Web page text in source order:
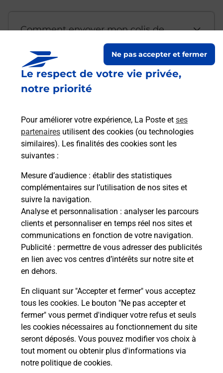
Le respect de votre vie privée,
notre priorité
Pour améliorer votre expérience, La Poste et ses
partenaires utilisent des cookies (ou technologies
similaires). Les finalités des cookies sont les
suivantes :
Mesure d’audience : établir des statistiques
complémentaires sur l’utilisation de nos sites et
suivre la navigation.
Analyse et personnalisation : analyser les parcours
clients et personnaliser en temps réel nos sites et
communications en fonction de votre navigation.
Publicité : permettre de vous adresser des publicités
en lien avec vos centres d’intérêts sur notre site et
en dehors.
En cliquant sur "Accepter et fermer" vous acceptez
tous les cookies. Le bouton "Ne pas accepter et
fermer" vous permet d'indiquer votre refus et seuls
les cookies nécessaires au fonctionnement du site
seront déposés. Vous pouvez modifier vos choix à
tout moment ou obtenir plus d'informations via
notre politique de cookies.
Ne pas accepter et fermer
Comment envoyer mon colis de
Est-il possible d’acheter un
emballage directement depuis un
Comment demander une
modification de livraison ?
Comment La Poste participe-t-elle
à votre sécurité au quotidien ?
Puis-je passer mon code de la route
avec La Poste et sous quelles
conditions ?
Localiser Liste Indre-et-Loire LIGRE